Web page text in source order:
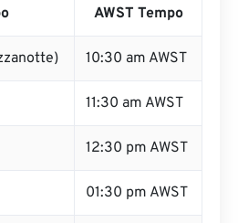
AWST Tempo
10:30 am AWST
11:30 am AWST
12:30 pm AWST
01:30 pm AWST